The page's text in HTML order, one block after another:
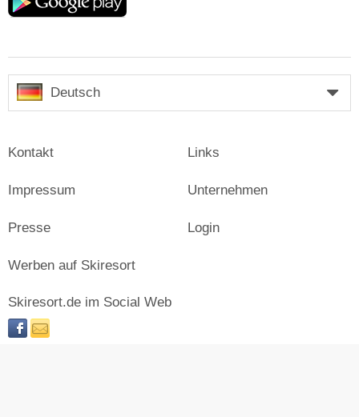
Deutsch
Kontakt
Impressum
Presse
Links
Unternehmen
Login
Werben auf Skiresort
Skiresort.de im Social Web
facebooknewsletter